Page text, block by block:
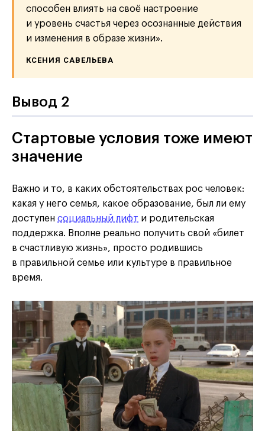
способен влиять на своё настроение
и уровень счастья через осознанные действия
и изменения в образе жизни».
КСЕНИЯ САВЕЛЬЕВА
Вывод 2
Стартовые условия тоже имеют
значение
Важно и то, в каких обстоятельствах рос человек:
какая у него семья, какое образование, был ли ему
доступен социальный лифт и родительская
поддержка. Вполне реально получить свой «билет
в счастливую жизнь», просто родившись
в правильной семье или культуре в правильное
время.